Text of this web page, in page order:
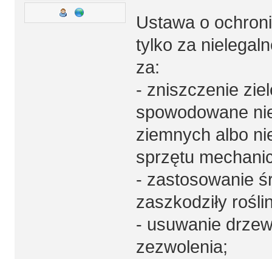
Ustawa o
tylko za
za:
- zniszczenie
spowodowane
ziemnych albo
sprzętu
- zastosowanie
zaszkodziły
- usuwanie
zezwolenia;